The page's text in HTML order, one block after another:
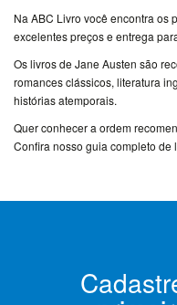
Na ABC Livro você encontra os
excelentes preços e entrega
Os livros de Jane Austen são
romances clássicos, literatura
histórias atemporais.
Quer conhecer a ordem
Confira nosso guia completo de